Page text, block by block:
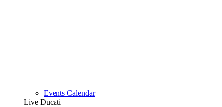
Events Calendar
Live Ducati